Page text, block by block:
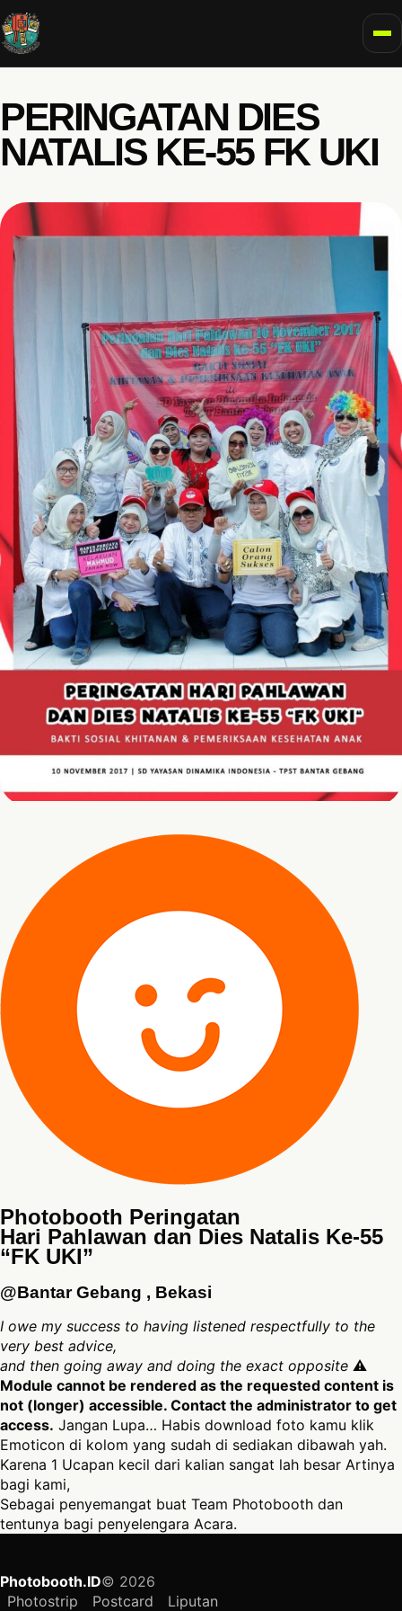
PERINGATAN DIES
NATALIS KE-55 FK UKI
Photobooth Peringatan
Hari Pahlawan dan Dies Natalis Ke-55
“FK UKI”
@Bantar Gebang , Bekasi
I owe my success to having listened respectfully to the
very best advice,
and then going away and doing the exact opposite ⚠
Module cannot be rendered as the requested content is
not (longer) accessible. Contact the administrator to get
access. Jangan Lupa… Habis download foto kamu klik
Emoticon di kolom yang sudah di sediakan dibawah yah.
Karena 1 Ucapan kecil dari kalian sangat lah besar Artinya
bagi kami,
Sebagai penyemangat buat Team Photobooth dan
tentunya bagi penyelengara Acara.
Photobooth.ID© 2026
Photostrip
Postcard Liputan